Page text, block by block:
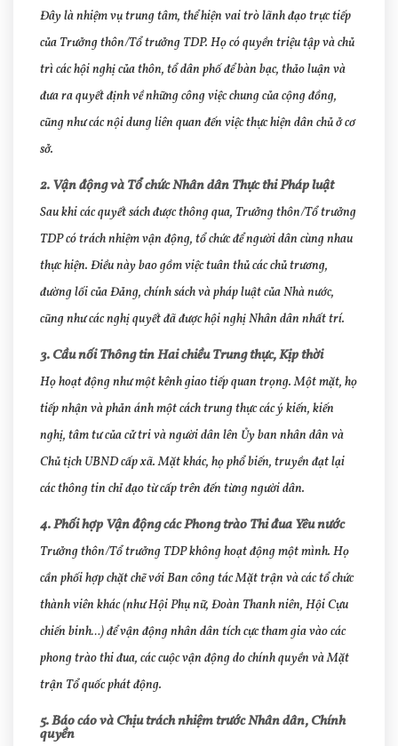
Đây là nhiệm vụ trung tâm, thể hiện vai trò lãnh đạo trực tiếp
của Trưởng thôn/Tổ trưởng TDP. Họ có quyền triệu tập và chủ
trì các hội nghị của thôn, tổ dân phố để bàn bạc, thảo luận và
đưa ra quyết định về những công việc chung của cộng đồng,
cũng như các nội dung liên quan đến việc thực hiện dân chủ ở cơ
sở.
2. Vận động và Tổ chức Nhân dân Thực thi Pháp luật
Sau khi các quyết sách được thông qua, Trưởng thôn/Tổ trưởng
TDP có trách nhiệm vận động, tổ chức để người dân cùng nhau
thực hiện. Điều này bao gồm việc tuân thủ các chủ trương,
đường lối của Đảng, chính sách và pháp luật của Nhà nước,
cũng như các nghị quyết đã được hội nghị Nhân dân nhất trí.
3. Cầu nối Thông tin Hai chiều Trung thực, Kịp thời
Họ hoạt động như một kênh giao tiếp quan trọng. Một mặt, họ
tiếp nhận và phản ánh một cách trung thực các ý kiến, kiến
nghị, tâm tư của cử tri và người dân lên Ủy ban nhân dân và
Chủ tịch UBND cấp xã. Mặt khác, họ phổ biến, truyền đạt lại
các thông tin chỉ đạo từ cấp trên đến từng người dân.
4. Phối hợp Vận động các Phong trào Thi đua Yêu nước
Trưởng thôn/Tổ trưởng TDP không hoạt động một mình. Họ
cần phối hợp chặt chẽ với Ban công tác Mặt trận và các tổ chức
thành viên khác (như Hội Phụ nữ, Đoàn Thanh niên, Hội Cựu
chiến binh…) để vận động nhân dân tích cực tham gia vào các
phong trào thi đua, các cuộc vận động do chính quyền và Mặt
trận Tổ quốc phát động.
5. Báo cáo và Chịu trách nhiệm trước Nhân dân, Chính
quyền